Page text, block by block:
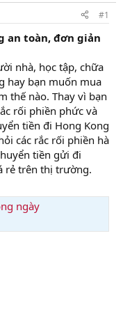
#1
an toàn, đơn giản
nhà, học tập, chữa
hay bạn muốn mua
thế nào. Thay vì bạn
rối phiền phức và
tiền đi Hong Kong
các rắc rối phiền hà
tiền gửi đi
rẻ trên thị trường.
ngày